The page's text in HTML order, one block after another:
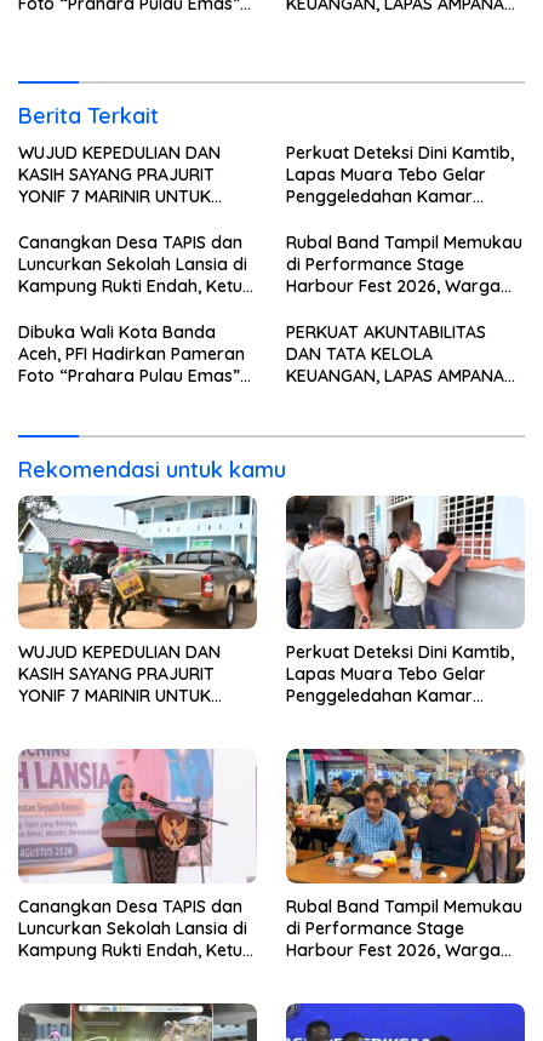
Berita Terkait
WUJUD KEPEDULIAN DAN
KASIH SAYANG PRAJURIT
YONIF 7 MARINIR UNTUK
PESANTREN NURUL HUDA
Perkuat Deteksi Dini Kamtib,
Lapas Muara Tebo Gelar
Penggeledahan Kamar
Canangkan Desa TAPIS dan
Luncurkan Sekolah Lansia di
Kampung Rukti Endah, Ketua
Pembangunan SDM Dimulai
dari Desa
Rubal Band Tampil Memukau
di Performance Stage
Harbour Fest 2026, Warga
Lampung Tunjukkan Bakat
Terbaik
Dibuka Wali Kota Banda
Aceh, PFI Hadirkan Pameran
Foto “Prahara Pulau Emas”
PERKUAT AKUNTABILITAS
DAN TATA KELOLA
KEUANGAN, LAPAS AMPANA
TAHUN ANGGARAN 2025
Rekomendasi untuk kamu
WUJUD KEPEDULIAN DAN
KASIH SAYANG PRAJURIT
YONIF 7 MARINIR UNTUK
Perkuat Deteksi Dini Kamtib,
Lapas Muara Tebo Gelar
Penggeledahan Kamar
Canangkan Desa TAPIS dan
Luncurkan Sekolah Lansia di
Kampung Rukti Endah, Ketua
dari Desa
Rubal Band Tampil Memukau
di Performance Stage
Harbour Fest 2026, Warga
Terbaik